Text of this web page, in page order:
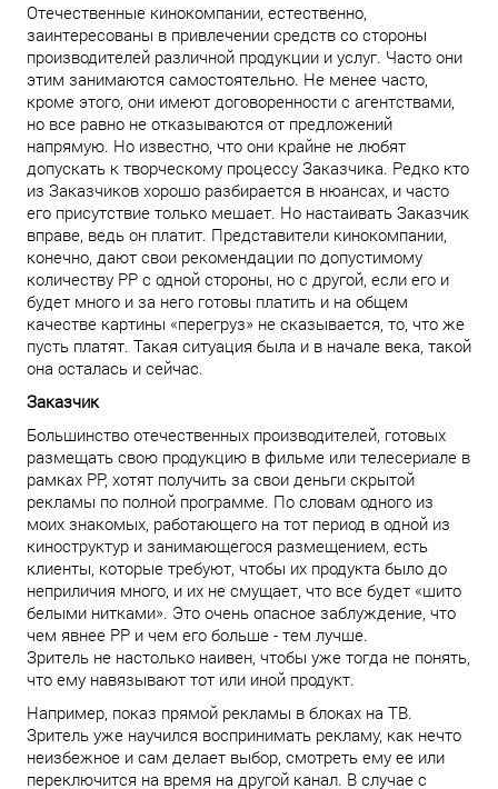
Отечественные кинокомпании, естественно,
заинтересованы в привлечении средств со стороны
производителей различной продукции и услуг. Часто они
этим занимаются самостоятельно. Не менее часто,
кроме этого, они имеют договоренности с агентствами,
но все равно не отказываются от предложений
напрямую. Но известно, что они крайне не любят
допускать к творческому процессу Заказчика. Редко кто
из Заказчиков хорошо разбирается в нюансах, и часто
его присутствие только мешает. Но настаивать Заказчик
вправе, ведь он платит. Представители кинокомпании,
конечно, дают свои рекомендации по допустимому
количеству PP с одной стороны, но с другой, если его и
будет много и за него готовы платить и на общем
качестве картины «перегруз» не сказывается, то, что же
пусть платят. Такая ситуация была и в начале века, такой
она осталась и сейчас.
Заказчик
Большинство отечественных производителей, готовых
размещать свою продукцию в фильме или телесериале в
рамках PP, хотят получить за свои деньги скрытой
рекламы по полной программе. По словам одного из
моих знакомых, работающего на тот период в одной из
киноструктур и занимающегося размещением, есть
клиенты, которые требуют, чтобы их продукта было до
неприличия много, и их не смущает, что все будет «шито
белыми нитками». Это очень опасное заблуждение, что
чем явнее PP и чем его больше - тем лучше.
Зритель не настолько наивен, чтобы уже тогда не понять,
что ему навязывают тот или иной продукт.
Например, показ прямой рекламы в блоках на ТВ.
Зритель уже научился воспринимать рекламу, как нечто
неизбежное и сам делает выбор, смотреть ему ее или
переключится на время на другой канал. В случае с